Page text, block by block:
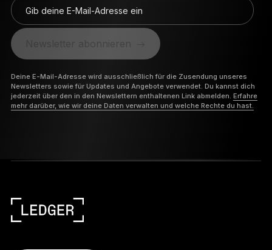
Gib deine E-Mail-Adresse ein
Newsletter abonnieren
Deine E-Mail-Adresse wird ausschließlich für die Zusendung unseres
Newsletters sowie für Updates und Angebote verwendet. Du kannst dich
jederzeit über den in den Newslettern enthaltenen Link abmelden. Erfahre
mehr darüber, wie wir deine Daten verwalten und welche Rechte du hast.